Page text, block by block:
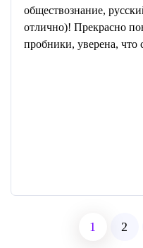
обществознание,
отлично)! Прекрасно
пробники, уверена,
1 2